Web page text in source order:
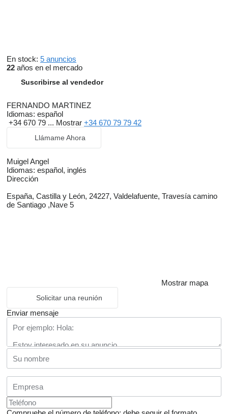
En stock: 5 anuncios
22 años en el mercado
Suscribirse al vendedor
FERNANDO MARTINEZ
Idiomas: español
+34 670 79 ... Mostrar +34 670 79 79 42
Llámame Ahora
Muigel Angel
Idiomas: español, inglés
Dirección
España, Castilla y León, 24227, Valdelafuente, Travesía camino
de Santiago ,Nave 5
Mostrar mapa
Solicitar una reunión
Enviar mensaje